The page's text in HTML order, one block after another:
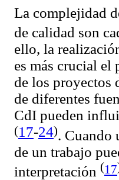
La complejidad
de calidad son
ello, la
es más crucial el
de los proyectos
de diferentes
CdI pueden
(17-24). Cuando
de un trabajo
interpretación (17